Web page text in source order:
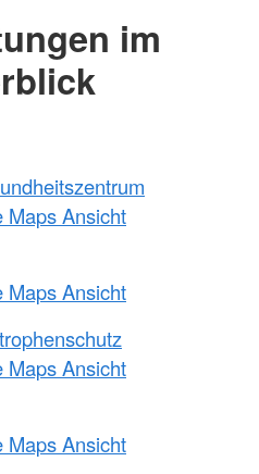
im
Maps Ansicht
Maps Ansicht
Maps Ansicht
Maps Ansicht